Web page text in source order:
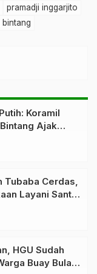
pramadji inggarjito
bintang
Koramil
Ajak
Tubaba Cerdas,
Layani Santri
Al Anshori
HGU Sudah
Buay Bulan